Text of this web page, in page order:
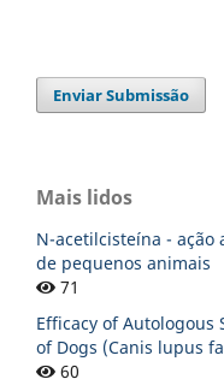
Enviar Submissão
Mais lidos
N-acetilcisteína -
de pequenos animais
71
Efficacy of
of Dogs (Canis lupus
60